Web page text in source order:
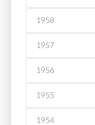
1958
1957
1956
1955
1954